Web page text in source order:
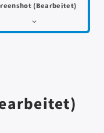
(Bearbeitet)